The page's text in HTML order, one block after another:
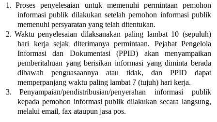
1. Proses penyelesaian untuk memenuhi permintaan pemohon
informasi publik dilakukan setelah pemohon informasi publik
memenuhi persyaratan yang telah ditentukan.
2. Waktu penyelesaian dilaksanakan paling lambat 10 (sepuluh)
hari kerja sejak diterimanya permintaan, Pejabat Pengelola
Informasi dan Dokumentasi (PPID) akan menyampaikan
pemberitahuan yang berisikan informasi yang diminta berada
dibawah penguasaannya atau tidak, dan PPID dapat
memperpanjang waktu paling lambat 7 (tujuh) hari kerja.
3.
Penyampaian/pendistribusian/penyerahan informasi publik
kepada pemohon informasi publik dilakukan secara langsung,
melalui email, fax ataupun jasa pos.